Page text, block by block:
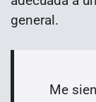
general.
Me